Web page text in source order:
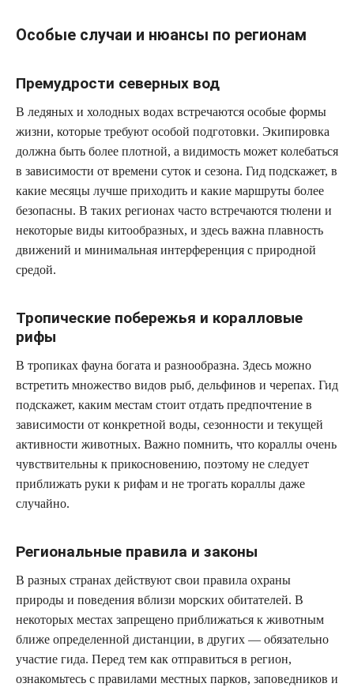
Особые случаи и нюансы по регионам
Премудрости северных вод
В ледяных и холодных водах встречаются особые формы
жизни, которые требуют особой подготовки. Экипировка
должна быть более плотной, а видимость может колебаться
в зависимости от времени суток и сезона. Гид подскажет, в
какие месяцы лучше приходить и какие маршруты более
безопасны. В таких регионах часто встречаются тюлени и
некоторые виды китообразных, и здесь важна плавность
движений и минимальная интерференция с природной
средой.
Тропические побережья и коралловые
рифы
В тропиках фауна богата и разнообразна. Здесь можно
встретить множество видов рыб, дельфинов и черепах. Гид
подскажет, каким местам стоит отдать предпочтение в
зависимости от конкретной воды, сезонности и текущей
активности животных. Важно помнить, что кораллы очень
чувствительны к прикосновению, поэтому не следует
приближать руки к рифам и не трогать кораллы даже
случайно.
Региональные правила и законы
В разных странах действуют свои правила охраны
природы и поведения вблизи морских обитателей. В
некоторых местах запрещено приближаться к животным
ближе определенной дистанции, в других — обязательно
участие гида. Перед тем как отправиться в регион,
ознакомьтесь с правилами местных парков, заповедников и